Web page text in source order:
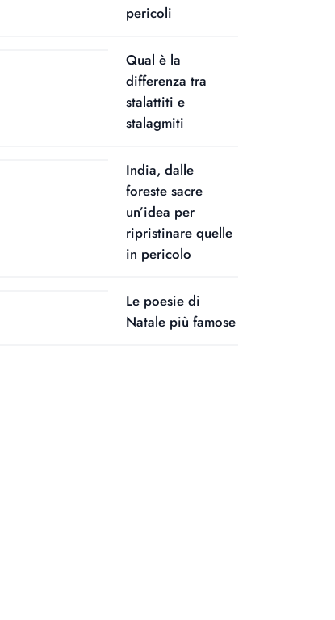
pericoli
Qual è la
differenza tra
stalattiti e
stalagmiti
India, dalle
foreste sacre
un’idea per
ripristinare quelle
in pericolo
Le poesie di
Natale più famose